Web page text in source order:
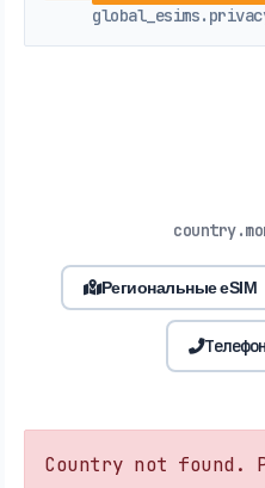
Региональные eSIM
Country not found.